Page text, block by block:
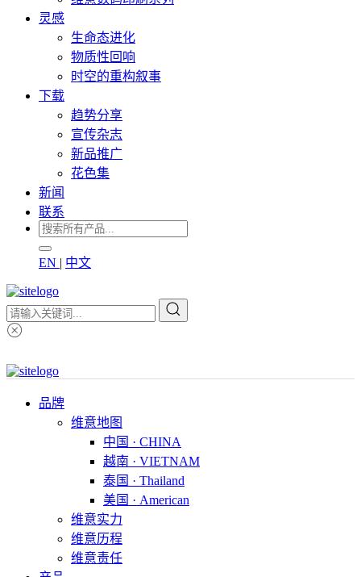
灵感
生命态进化
物质性回响
时空的重构叙事
下载
趋势分享
宣传杂志
新品推广
花色集
新闻
联系
EN | 中文
品牌
维意地图
中国 · CHINA
越南 · VIETNAM
泰国 · Thailand
美国 · American
维意实力
维意历程
维意责任